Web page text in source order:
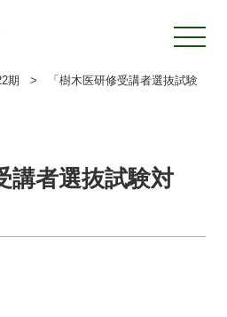
期 >
「樹木医研修受講者選抜試験
講者選抜試験対